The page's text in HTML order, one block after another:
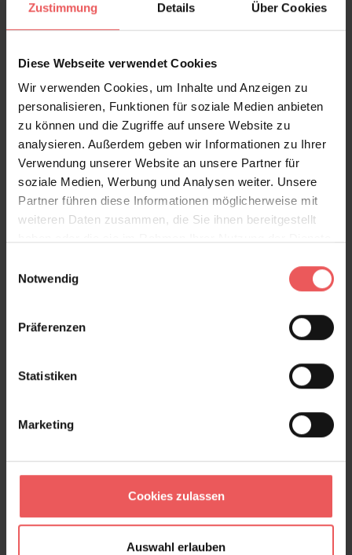
Zustimmung Details Über Cookies
Diese Webseite verwendet Cookies
Wir verwenden Cookies, um Inhalte und Anzeigen zu
personalisieren, Funktionen für soziale Medien anbieten
zu können und die Zugriffe auf unsere Website zu
analysieren. Außerdem geben wir Informationen zu Ihrer
Verwendung unserer Website an unsere Partner für
soziale Medien, Werbung und Analysen weiter. Unsere
Partner führen diese Informationen möglicherweise mit
weiteren Daten zusammen, die Sie ihnen bereitgestellt
Notwendig
Präferenzen
Statistiken
Marketing
Cookies zulassen
Auswahl erlauben
Banyan, col. 02
163,00 €